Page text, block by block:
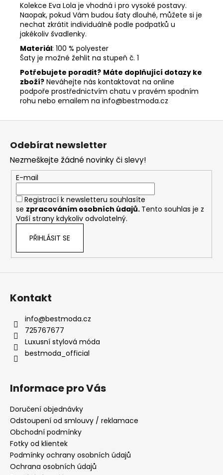
Kolekce Eva Lola je vhodná i pro vysoké postavy.
Naopak, pokud Vám budou šaty dlouhé, můžete si je
nechat zkrátit individuálně podle podpatků u
jakékoliv švadlenky.
Materiál: 100 % polyester
Šaty je možné žehlit na stupeň č. 1
Potřebujete poradit? Máte doplňující dotazy ke
zboží? Neváhejte nás kontaktovat na online
podpoře prostřednictvím chatu v pravém spodním
rohu nebo emailem na info@bestmoda.cz
Odebírat newsletter
Nezmeškejte žádné novinky či slevy!
E-mail
Registrací k newsletteru souhlasíte
se zpracováním osobních údajů. Tento souhlas je z
Vaší strany kdykoliv odvolatelný.
PŘIHLÁSIT SE
Kontakt
info@bestmoda.cz
725767677
Luxusní stylová móda
bestmoda_official
Informace pro Vás
Doručení objednávky
Odstoupení od smlouvy / reklamace
Obchodní podmínky
Fotky od klientek
Podmínky ochrany osobních údajů
Ochrana osobních údajů